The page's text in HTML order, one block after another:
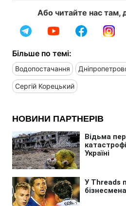
Або читайте нас там,
Більше по темі:
Водопостачання
Сергій Корецький